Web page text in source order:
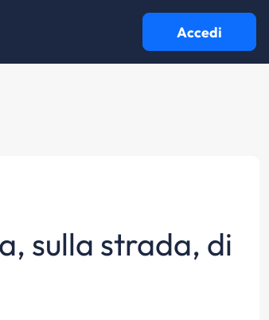
Accedi
sulla strada, di